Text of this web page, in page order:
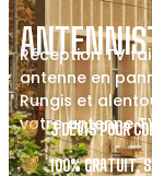
Réception TV
antenne en
Rungis et
votre antenne
3 DEVIS POUR
100% GRATUIT,